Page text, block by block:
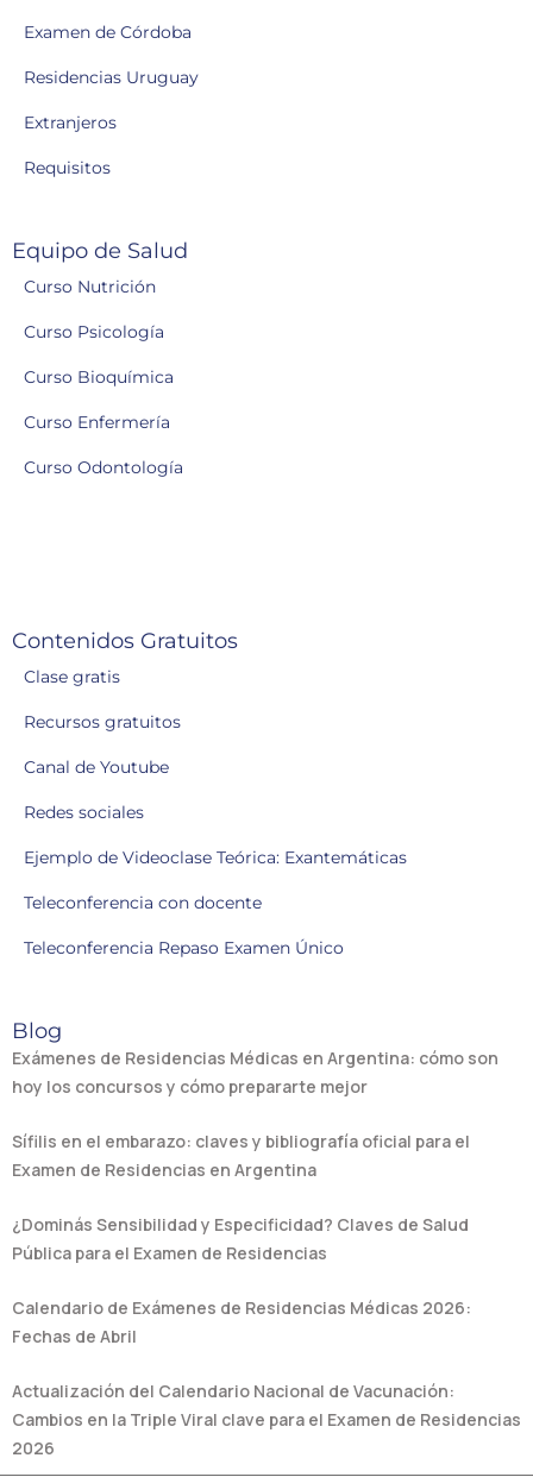
Examen de Córdoba
Residencias Uruguay
Extranjeros
Requisitos
Equipo de Salud
Curso Nutrición
Curso Psicología
Curso Bioquímica
Curso Enfermería
Curso Odontología
Contenidos Gratuitos
Clase gratis
Recursos gratuitos
Canal de Youtube
Redes sociales
Ejemplo de Videoclase Teórica: Exantemáticas
Teleconferencia con docente
Teleconferencia Repaso Examen Único
Blog
Exámenes de Residencias Médicas en Argentina: cómo son
hoy los concursos y cómo prepararte mejor
Sífilis en el embarazo: claves y bibliografía oficial para el
Examen de Residencias en Argentina
¿Dominás Sensibilidad y Especificidad? Claves de Salud
Pública para el Examen de Residencias
Calendario de Exámenes de Residencias Médicas 2026:
Fechas de Abril
Actualización del Calendario Nacional de Vacunación:
Cambios en la Triple Viral clave para el Examen de Residencias
2026